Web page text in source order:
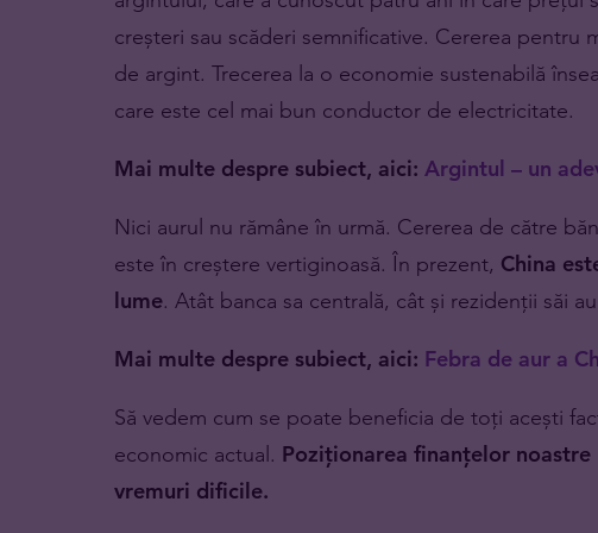
creșteri sau scăderi semnificative. Cererea pentru
de argint. Trecerea la o economie sustenabilă
care este cel mai bun conductor de electricitate.
Mai multe despre subiect, aici: Argintul – un
Nici aurul nu rămâne în urmă. Cererea de către
este în creștere vertiginoasă. În prezent, China
lume. Atât banca sa centrală, cât și rezidenții săi
Mai multe despre subiect, aici: Febra de aur a
Să vedem cum se poate beneficia de toți acești
economic actual. Poziționarea finanțelor
vremuri dificile.